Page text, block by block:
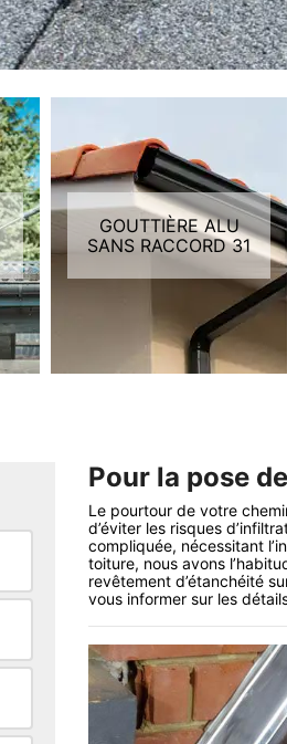
GOUTTIÈRE ALU
SANS RACCORD 31
Pour la pose
Le pourtour de votre
d’éviter les risques
compliquée, nécessitant
toiture, nous avons
revêtement d’étanchéité
vous informer sur les